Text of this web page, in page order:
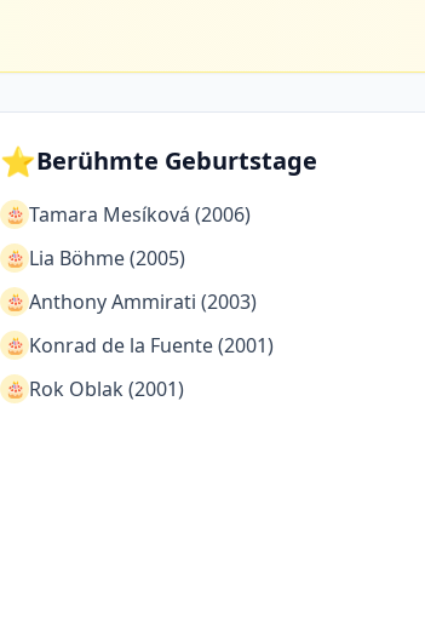
⭐Berühmte Geburtstage
🎂 Tamara Mesíková (2006)
🎂 Lia Böhme (2005)
🎂 Anthony Ammirati (2003)
🎂 Konrad de la Fuente (2001)
🎂 Rok Oblak (2001)